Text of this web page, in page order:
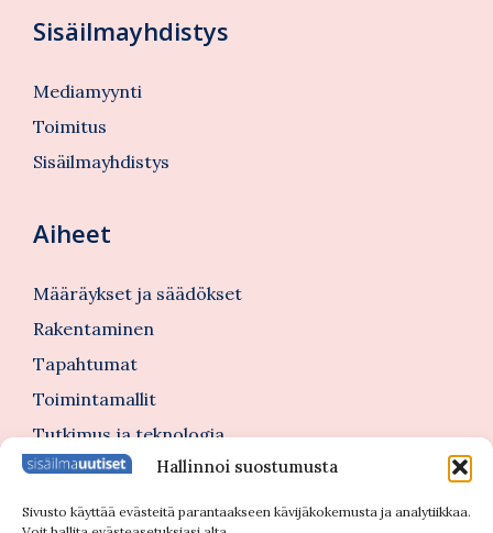
Hallinnoi suostumusta
Sivusto käyttää evästeitä parantaakseen kävijäkokemusta ja analytiikkaa.
Sisäilmayhdistys
Mediamyynti
Toimitus
Sisäilmayhdistys
Aiheet
Määräykset ja säädökset
Rakentaminen
Tapahtumat
Toimintamallit
Tutkimus ja teknologia
Tutustu myös